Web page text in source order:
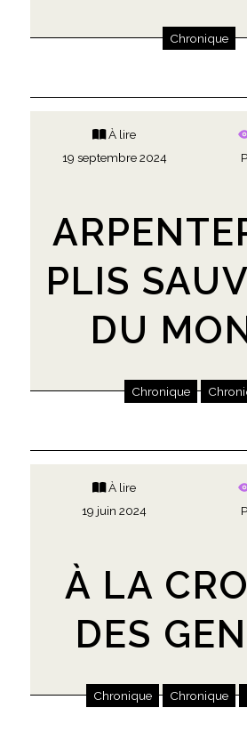
Chronique
À lire
19 septembre 2024
PLIS
DU
Chronique
À lire
19 juin 2024
À LA
DES
Chronique Chronique